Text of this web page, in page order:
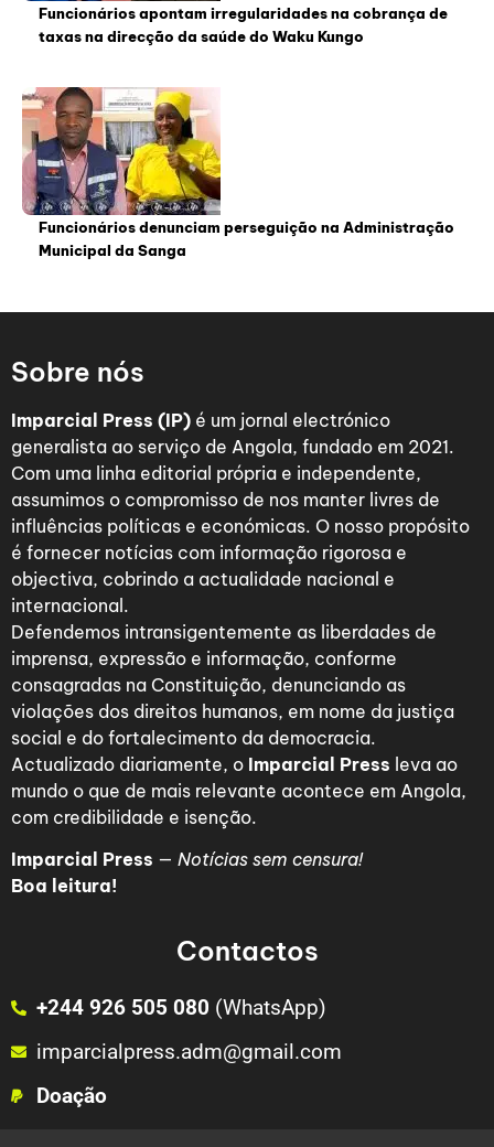
Funcionários apontam irregularidades na cobrança de
taxas na direcção da saúde do Waku Kungo
Funcionários denunciam perseguição na Administração
Municipal da Sanga
Sobre nós
Imparcial Press (IP) é um jornal electrónico
generalista ao serviço de Angola, fundado em 2021.
Com uma linha editorial própria e independente,
assumimos o compromisso de nos manter livres de
influências políticas e económicas. O nosso propósito
é fornecer notícias com informação rigorosa e
objectiva, cobrindo a actualidade nacional e
internacional.
Defendemos intransigentemente as liberdades de
imprensa, expressão e informação, conforme
consagradas na Constituição, denunciando as
violações dos direitos humanos, em nome da justiça
social e do fortalecimento da democracia.
Actualizado diariamente, o Imparcial Press leva ao
mundo o que de mais relevante acontece em Angola,
com credibilidade e isenção.
Imparcial Press — Notícias sem censura!
Boa leitura!
Contactos
+244 926 505 080 (WhatsApp)
imparcialpress.adm@gmail.com
Doação